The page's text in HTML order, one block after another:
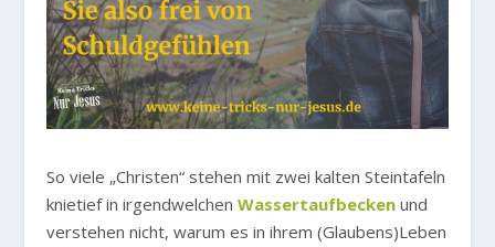
So viele „Christen“ stehen mit zwei kalten Steintafeln
knietief in irgendwelchenWassertaufbecken und
verstehen nicht, warum es in ihrem (Glaubens)Leben